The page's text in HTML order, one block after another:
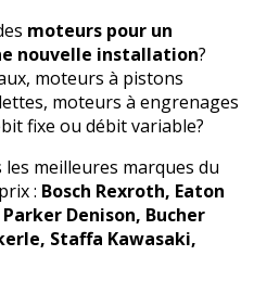
moteurs pour un
nouvelle installation?
moteurs à pistons
moteurs à engrenages
fixe ou débit variable?
meilleures marques du
: Bosch Rexroth, Eaton
Denison, Bucher
Staffa Kawasaki,